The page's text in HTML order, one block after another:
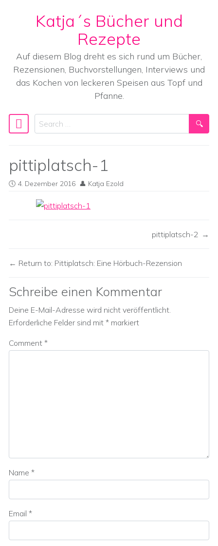
Skip to content
Katja´s Bücher und
Rezepte
Auf diesem Blog dreht es sich rund um Bücher,
Rezensionen, Buchvorstellungen, Interviews und
das Kochen von leckeren Speisen aus Topf und
Pfanne.
Main Navigation
Search
pittiplatsch-1
4. Dezember 2016 Katja Ezold
pittiplatsch-2
Return to: Pittiplatsch: Eine Hörbuch-Rezension
Schreibe einen Kommentar
Deine E-Mail-Adresse wird nicht veröffentlicht.
Erforderliche Felder sind mit * markiert
Comment *
Name *
Email *